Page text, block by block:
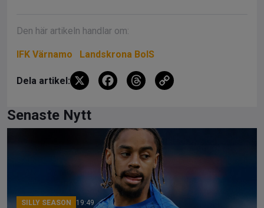
Den här artikeln handlar om:
IFK Värnamo Landskrona BoIS
Dela artikel: X
F
b
o
o
k
T
a
d
s
n
Senaste Nytt
SILLY SEASON 19:49